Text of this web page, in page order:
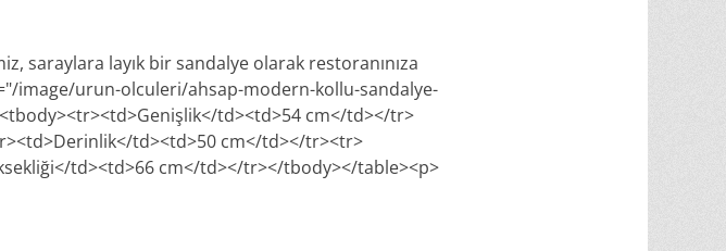
saraylara layık bir sandalye olarak restoranınıza
image/urun-olculeri/ahsap-modern-kollu-sandalye-
td><td>54 cm</td></tr>
td><td>50 cm</td></tr><tr>
td><td>66 cm</td></tr></tbody></table><p>